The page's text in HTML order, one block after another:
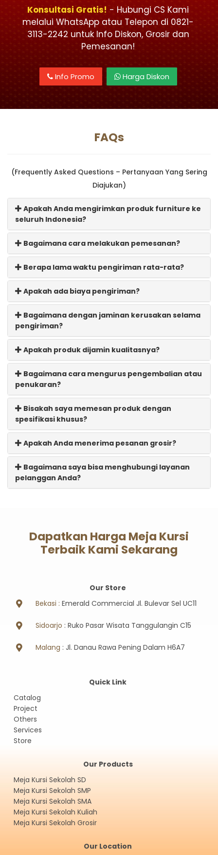
Konsultasi Gratis! - Hubungi CS Kami
melalui WhatsApp atau Telepon di 0821-
3113-2242 untuk Info Diskon, Grosir dan
Pemesanan!
Info Promo Harga Diskon
FAQs
(Frequently Asked Questions – Pertanyaan Yang Sering
Diajukan)
Apakah Anda mengirimkan produk furniture ke
seluruh Indonesia?
Bagaimana cara melakukan pemesanan?
Berapa lama waktu pengiriman rata-rata?
Apakah ada biaya pengiriman?
Bagaimana dengan jaminan kerusakan selama
pengiriman?
Apakah produk dijamin kualitasnya?
Bagaimana cara mengurus pengembalian atau
penukaran?
Bisakah saya memesan produk dengan
spesifikasi khusus?
Apakah Anda menerima pesanan grosir?
Bagaimana saya bisa menghubungi layanan
pelanggan Anda?
Dapatkan Harga Meja Kursi
Terbaik Kami Sekarang
Our Store
Bekasi : Emerald Commercial Jl. Bulevar Sel UC11
Sidoarjo : Ruko Pasar Wisata Tanggulangin C15
Malang : Jl. Danau Rawa Pening Dalam H6A7
Quick Link
Catalog
Project
Others
Services
Store
Our Products
Meja Kursi Sekolah SD
Meja Kursi Sekolah SMP
Meja Kursi Sekolah SMA
Meja Kursi Sekolah Kuliah
Meja Kursi Sekolah Grosir
Our Location